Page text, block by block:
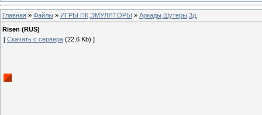
Главная » Файлы » ИГРЫ ПК,ЭМУЛЯТОРЫ » Аркады,Шутеры,3д,
Risen (RUS)
[ Скачать с сервера (22.6 Kb) ]